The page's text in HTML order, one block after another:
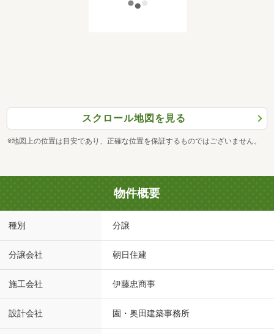
スクロール地図を見る
※地図上の位置は目安であり、正確な位置を保証するものではございません。
物件概要
種別 分譲
分譲会社 朝日住建
施工会社 伊藤忠商事
設計会社 園・奥田建築事務所